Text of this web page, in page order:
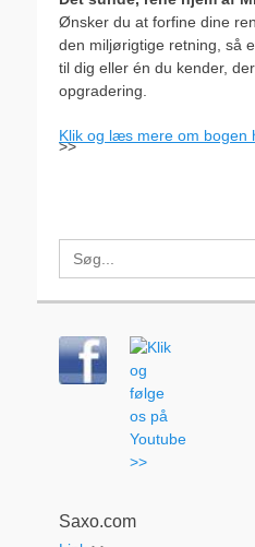
Ønsker du at forfine dine
den miljørigtige retning, så
til dig eller én du kender,
opgradering.
Klik og læs mere om bogen
>>
Search
for:
Saxo.com